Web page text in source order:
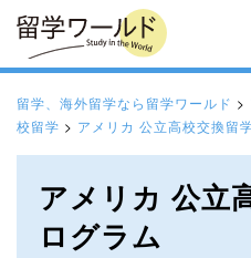
留学、海外留学なら留学ワールド >
校留学 > アメリカ 公立高校交換留
アメリカ 公立
ログラム